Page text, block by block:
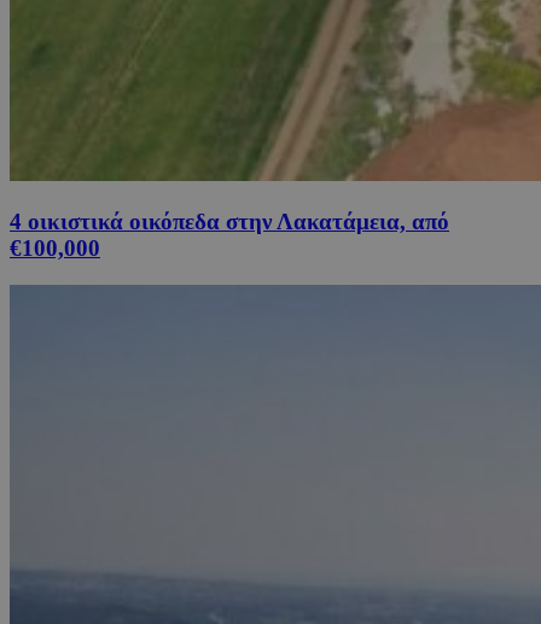
4 οικιστικά οικόπεδα στην Λακατάμεια, από
€100,000